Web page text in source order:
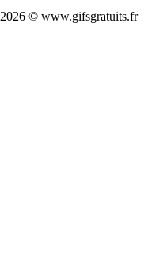
2026 © www.gifsgratuits.fr